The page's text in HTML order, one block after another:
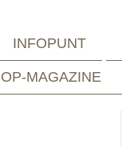
INFOPUNT
MAGAZINE